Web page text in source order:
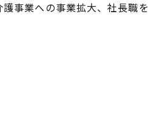
事業への事業拡大、社長職を